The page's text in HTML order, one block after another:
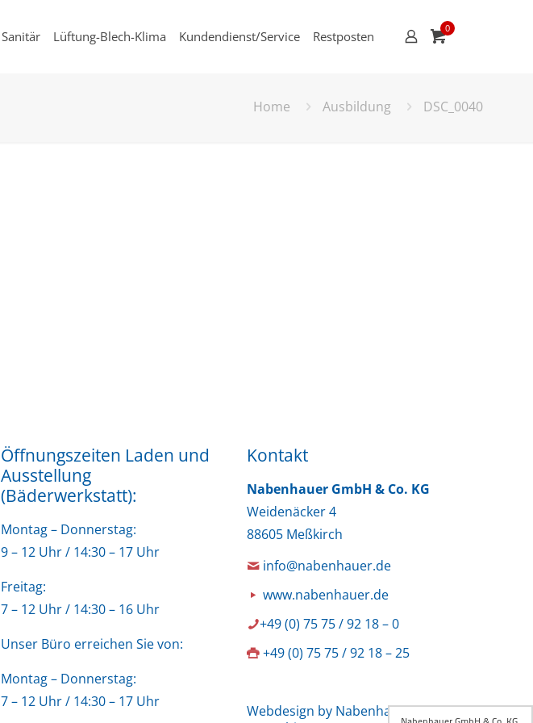
Sanitär Lüftung-Blech-Klima Kundendienst/Service Restposten
0
Home Ausbildung DSC_0040
Öffnungszeiten Laden und
Ausstellung
(Bäderwerkstatt):
Montag – Donnerstag:
9 – 12 Uhr / 14:30 – 17 Uhr
Freitag:
7 – 12 Uhr / 14:30 – 16 Uhr
Unser Büro erreichen Sie von:
Montag – Donnerstag:
7 – 12 Uhr / 14:30 – 17 Uhr
Kontakt
Nabenhauer GmbH & Co. KG
Weidenäcker 4
88605 Meßkirch
info@nabenhauer.de
www.nabenhauer.de
+49 (0) 75 75 / 92 18 – 0
+49 (0) 75 75 / 92 18 – 25
Webdesign by Nabenhauer